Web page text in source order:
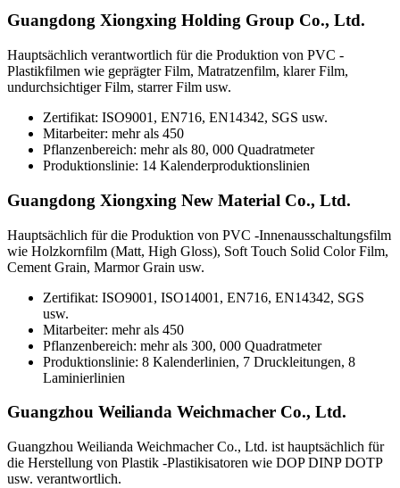
Guangdong Xiongxing Holding Group Co., Ltd.
Hauptsächlich verantwortlich für die Produktion von PVC -
Plastikfilmen wie geprägter Film, Matratzenfilm, klarer Film,
undurchsichtiger Film, starrer Film usw.
Zertifikat: ISO9001, EN716, EN14342, SGS usw.
Mitarbeiter: mehr als 450
Pflanzenbereich: mehr als 80, 000 Quadratmeter
Produktionslinie: 14 Kalenderproduktionslinien
Guangdong Xiongxing New Material Co., Ltd.
Hauptsächlich für die Produktion von PVC -Innenausschaltungsfilm
wie Holzkornfilm (Matt, High Gloss), Soft Touch Solid Color Film,
Cement Grain, Marmor Grain usw.
Zertifikat: ISO9001, ISO14001, EN716, EN14342, SGS
usw.
Mitarbeiter: mehr als 450
Pflanzenbereich: mehr als 300, 000 Quadratmeter
Produktionslinie: 8 Kalenderlinien, 7 Druckleitungen, 8
Laminierlinien
Guangzhou Weilianda Weichmacher Co., Ltd.
Guangzhou Weilianda Weichmacher Co., Ltd. ist hauptsächlich für
die Herstellung von Plastik -Plastikisatoren wie DOP DINP DOTP
usw. verantwortlich.